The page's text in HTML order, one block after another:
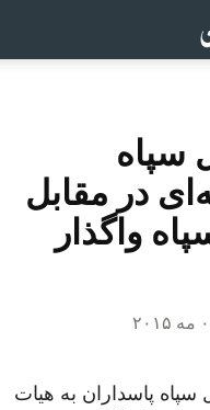
سپاه
در مقابل
واگذار
پاسداران به هیات